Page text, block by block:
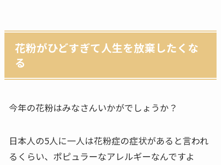
花粉がひどすぎて人生を放棄したくな
る
今年の花粉はみなさんいかがでしょうか？
日本人の5人に一人は花粉症の症状があると言われ
るくらい、ポピュラーなアレルギーなんですよ